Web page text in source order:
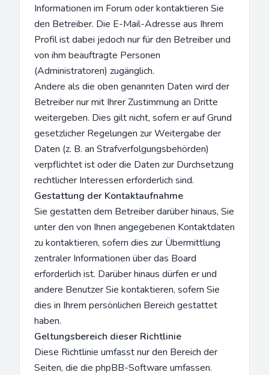
Informationen im Forum oder kontaktieren Sie
den Betreiber. Die E-Mail-Adresse aus Ihrem
Profil ist dabei jedoch nur für den Betreiber und
von ihm beauftragte Personen
(Administratoren) zugänglich.
Andere als die oben genannten Daten wird der
Betreiber nur mit Ihrer Zustimmung an Dritte
weitergeben. Dies gilt nicht, sofern er auf Grund
gesetzlicher Regelungen zur Weitergabe der
Daten (z. B. an Strafverfolgungsbehörden)
verpflichtet ist oder die Daten zur Durchsetzung
rechtlicher Interessen erforderlich sind.
Gestattung der Kontaktaufnahme
Sie gestatten dem Betreiber darüber hinaus, Sie
unter den von Ihnen angegebenen Kontaktdaten
zu kontaktieren, sofern dies zur Übermittlung
zentraler Informationen über das Board
erforderlich ist. Darüber hinaus dürfen er und
andere Benutzer Sie kontaktieren, sofern Sie
dies in Ihrem persönlichen Bereich gestattet
haben.
Geltungsbereich dieser Richtlinie
Diese Richtlinie umfasst nur den Bereich der
Seiten, die die phpBB-Software umfassen.